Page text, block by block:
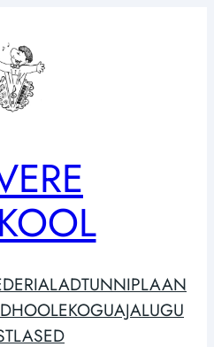
ERIALADTUNNIPLAAN
HOOLEKOGUAJALUGU